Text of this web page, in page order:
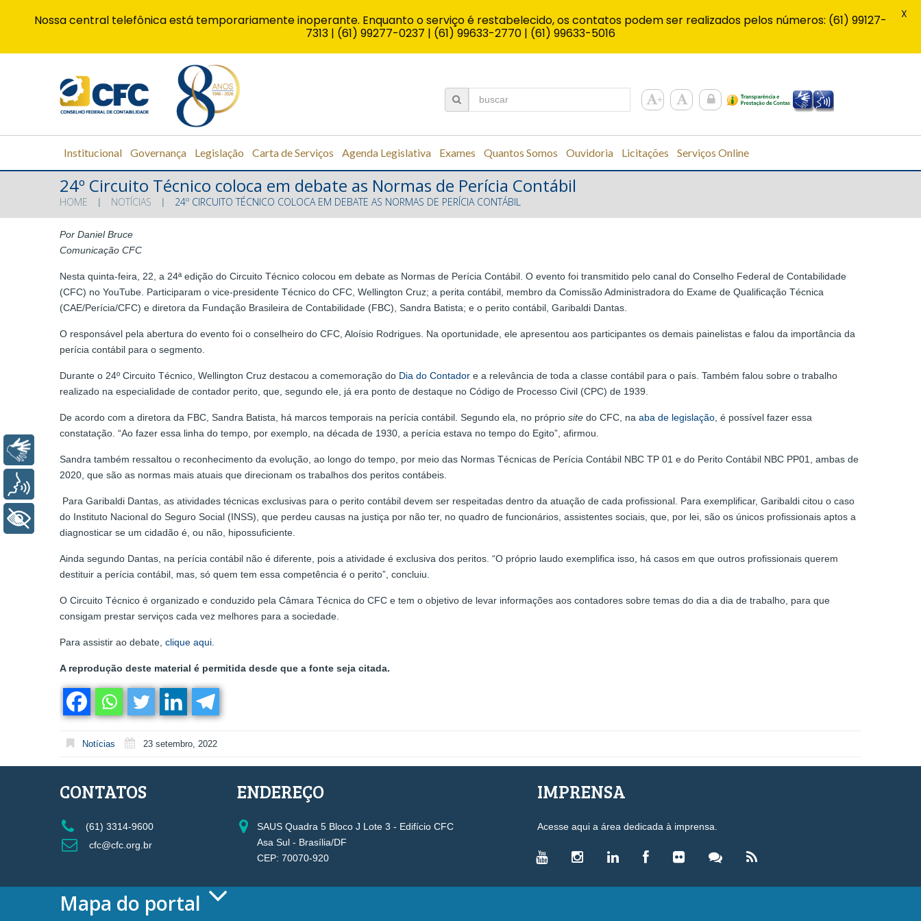
Institucional Governança Legislação Carta de Serviços Agenda Legislativa Exames Quantos Somos Ouvidoria Licitações Serviços Online
24º Circuito Técnico coloca em debate as Normas de Perícia Contábil
HOME NOTÍCIAS 24º CIRCUITO TÉCNICO COLOCA EM DEBATE AS NORMAS DE PERÍCIA CONTÁBIL
Por Daniel Bruce
Comunicação CFC
Nesta quinta-feira, 22, a 24ª edição do Circuito Técnico colocou em debate as Normas de Perícia Contábil. O evento foi transmitido pelo canal do Conselho Federal de Contabilidade
(CFC) no YouTube. Participaram o vice-presidente Técnico do CFC, Wellington Cruz; a perita contábil, membro da Comissão Administradora do Exame de Qualificação Técnica
(CAE/Perícia/CFC) e diretora da Fundação Brasileira de Contabilidade (FBC), Sandra Batista; e o perito contábil, Garibaldi Dantas.
O responsável pela abertura do evento foi o conselheiro do CFC, Aloísio Rodrigues. Na oportunidade, ele apresentou aos participantes os demais painelistas e falou da importância da
perícia contábil para o segmento.
Durante o 24º Circuito Técnico, Wellington Cruz destacou a comemoração do Dia do Contador e a relevância de toda a classe contábil para o país. Também falou sobre o trabalho
realizado na especialidade de contador perito, que, segundo ele, já era ponto de destaque no Código de Processo Civil (CPC) de 1939.
De acordo com a diretora da FBC, Sandra Batista, há marcos temporais na perícia contábil. Segundo ela, no próprio site do CFC, na aba de legislação, é possível fazer essa
constatação. “Ao fazer essa linha do tempo, por exemplo, na década de 1930, a perícia estava no tempo do Egito”, afirmou.
Sandra também ressaltou o reconhecimento da evolução, ao longo do tempo, por meio das Normas Técnicas de Perícia Contábil NBC TP 01 e do Perito Contábil NBC PP01, ambas de
2020, que são as normas mais atuais que direcionam os trabalhos dos peritos contábeis.
Para Garibaldi Dantas, as atividades técnicas exclusivas para o perito contábil devem ser respeitadas dentro da atuação de cada profissional. Para exemplificar, Garibaldi citou o caso
do Instituto Nacional do Seguro Social (INSS), que perdeu causas na justiça por não ter, no quadro de funcionários, assistentes sociais, que, por lei, são os únicos profissionais aptos a
diagnosticar se um cidadão é, ou não, hipossuficiente.
Ainda segundo Dantas, na perícia contábil não é diferente, pois a atividade é exclusiva dos peritos. “O próprio laudo exemplifica isso, há casos em que outros profissionais querem
destituir a perícia contábil, mas, só quem tem essa competência é o perito”, concluiu.
O Circuito Técnico é organizado e conduzido pela Câmara Técnica do CFC e tem o objetivo de levar informações aos contadores sobre temas do dia a dia de trabalho, para que
consigam prestar serviços cada vez melhores para a sociedade.
Para assistir ao debate, clique aqui.
A reprodução deste material é permitida desde que a fonte seja citada.
Notícias 23 setembro, 2022
CONTATOS
(61) 3314-9600
cfc@cfc.org.br
ENDEREÇO
SAUS Quadra 5 Bloco J Lote 3 - Edifício CFC
Asa Sul - Brasília/DF
CEP: 70070-920
IMPRENSA
Acesse aqui a área dedicada à imprensa.
Mapa do portal
Nossa central telefônica está temporariamente inoperante. Enquanto o serviço é restabelecido, os contatos podem ser realizados pelos números: (61) 99127-
7313 | (61) 99277-0237 | (61) 99633-2770 | (61) 99633-5016
X
+ Acessibilidade